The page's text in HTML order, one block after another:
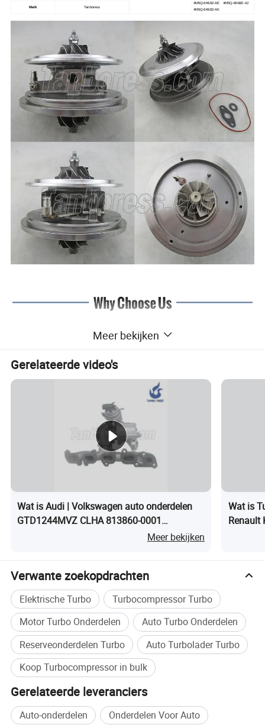
4M5Q-6K682-AE 4M5Q-6K682-AJ
4M5Q-6K682-AK
Merk Tanboress
Meer bekijken
Gerelateerde video's
Wat is Audi | Volkswagen auto onderdelen
GTD1244MVZ CLHA 813860-0001
Meer bekijken
Wat is
Renault
Verwante zoekopdrachten
Elektrische Turbo
Turbocompressor Turbo
Motor Turbo Onderdelen
Auto Turbo Onderdelen
Reserveonderdelen Turbo
Auto Turbolader Turbo
Koop Turbocompressor in bulk
Gerelateerde leveranciers
Auto-onderdelen Onderdelen Voor Auto